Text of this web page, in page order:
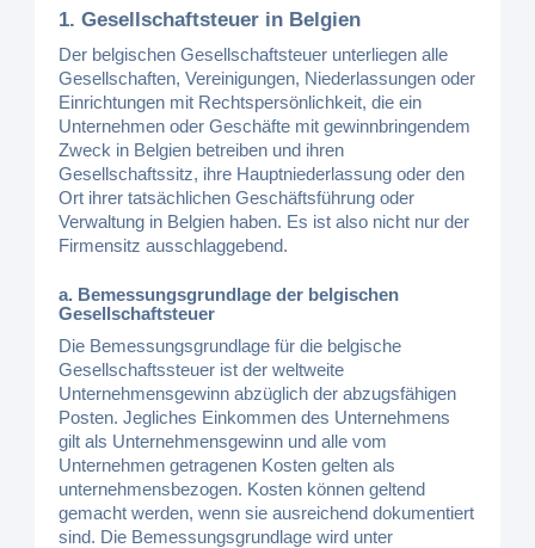
1. Gesellschaftsteuer in Belgien
Der belgischen Gesellschaftsteuer unterliegen alle
Gesellschaften, Vereinigungen, Niederlassungen oder
Einrichtungen mit Rechtspersönlichkeit, die ein
Unternehmen oder Geschäfte mit gewinnbringendem
Zweck in Belgien betreiben und ihren
Gesellschaftssitz, ihre Hauptniederlassung oder den
Ort ihrer tatsächlichen Geschäftsführung oder
Verwaltung in Belgien haben. Es ist also nicht nur der
Firmensitz ausschlaggebend.
a. Bemessungsgrundlage der belgischen
Gesellschaftsteuer
Die Bemessungsgrundlage für die belgische
Gesellschaftssteuer ist der weltweite
Unternehmensgewinn abzüglich der abzugsfähigen
Posten. Jegliches Einkommen des Unternehmens
gilt als Unternehmensgewinn und alle vom
Unternehmen getragenen Kosten gelten als
unternehmensbezogen. Kosten können geltend
gemacht werden, wenn sie ausreichend dokumentiert
sind. Die Bemessungsgrundlage wird unter